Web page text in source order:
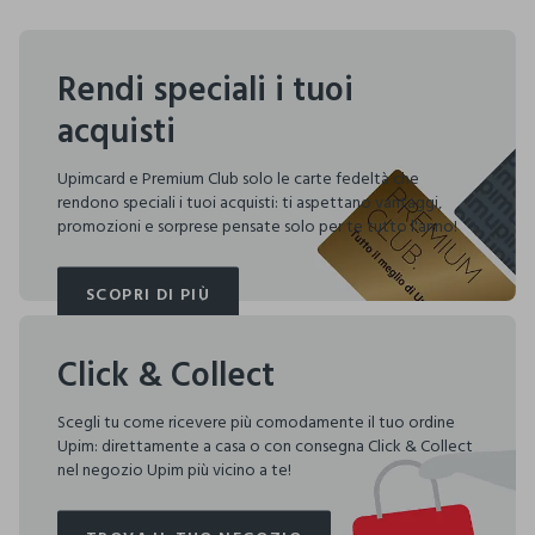
Rendi speciali i tuoi
acquisti
Upimcard e Premium Club solo le carte fedeltà che
rendono speciali i tuoi acquisti: ti aspettano vantaggi,
promozioni e sorprese pensate solo per te tutto l'anno!
SCOPRI DI PIÙ
SCOPRI DI PIÙ
Click & Collect
Scegli tu come ricevere più comodamente il tuo ordine
Upim: direttamente a casa o con consegna Click & Collect
nel negozio Upim più vicino a te!